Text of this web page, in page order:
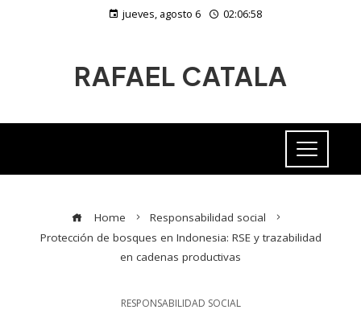
jueves, agosto 6 02:06:59
RAFAEL CATALA
Home
Responsabilidad social
Protección de bosques en Indonesia: RSE y trazabilidad
en cadenas productivas
RESPONSABILIDAD SOCIAL